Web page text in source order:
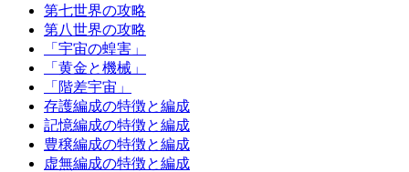
第七世界の攻略
第八世界の攻略
「宇宙の蝗害」
「黄金と機械」
「階差宇宙」
存護編成の特徴と編成
記憶編成の特徴と編成
豊穣編成の特徴と編成
虚無編成の特徴と編成